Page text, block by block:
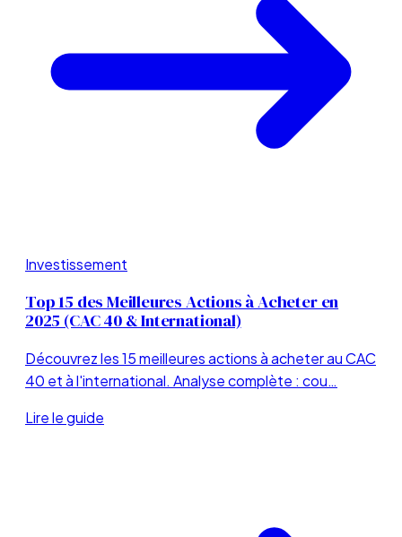
Investissement
Top 15 des Meilleures Actions à Acheter en
2025 (CAC 40 & International)
Découvrez les 15 meilleures actions à acheter au CAC
40 et à l'international. Analyse complète : cou…
Lire le guide